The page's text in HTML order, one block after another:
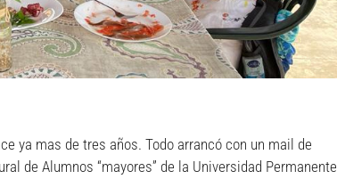
ya mas de tres años. Todo arrancó con un mail de
de Alumnos “mayores” de la Universidad Permanente